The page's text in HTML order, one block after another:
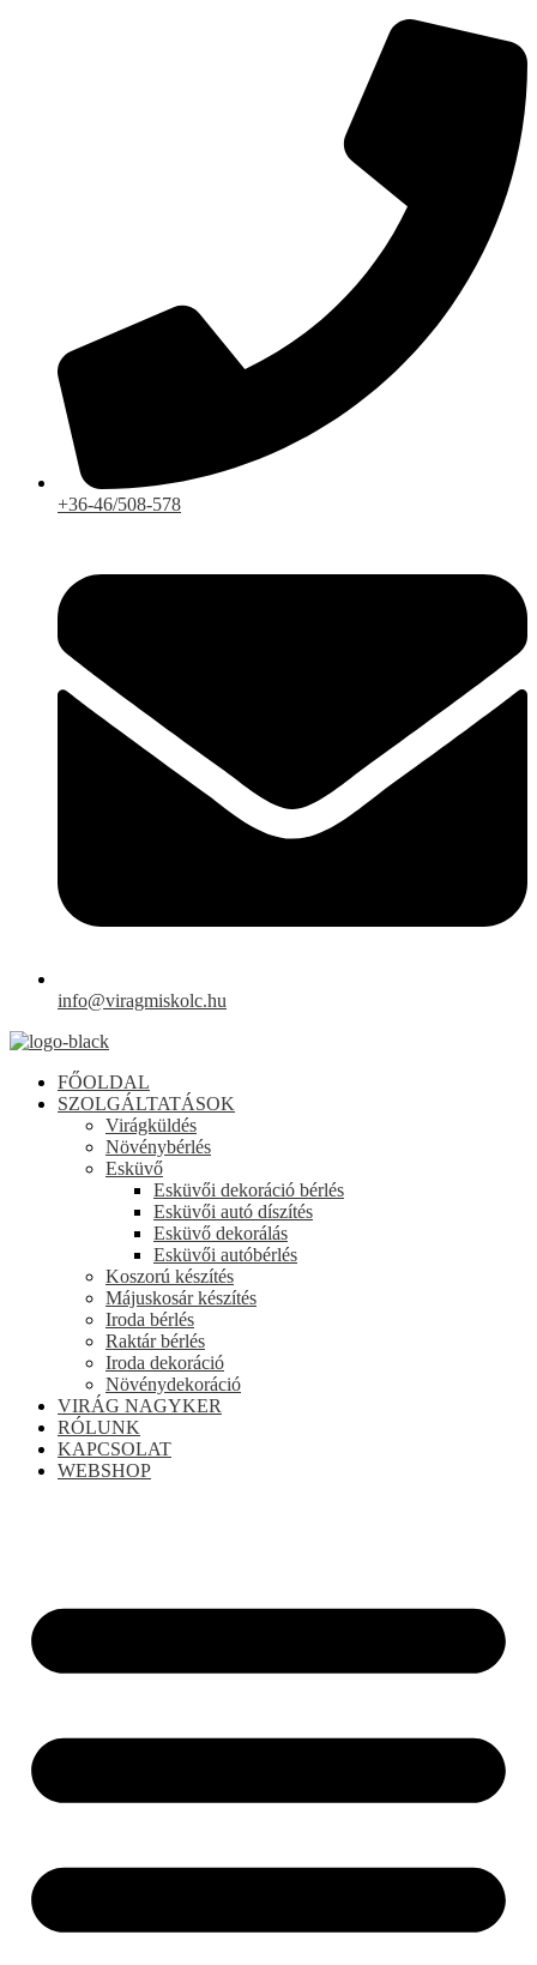
+36-46/508-578
info@viragmiskolc.hu
FŐOLDAL
SZOLGÁLTATÁSOK
Virágküldés
Növénybérlés
Esküvő
Esküvői dekoráció bérlés
Esküvői autó díszítés
Esküvő dekorálás
Esküvői autóbérlés
Koszorú készítés
Májuskosár készítés
Iroda bérlés
Raktár bérlés
Iroda dekoráció
Növénydekoráció
VIRÁG NAGYKER
RÓLUNK
KAPCSOLAT
WEBSHOP